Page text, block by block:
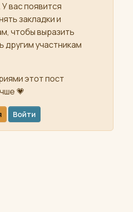
вас появится
закладки и
чтобы выразить
другим участникам
этот пост
💗
Войти